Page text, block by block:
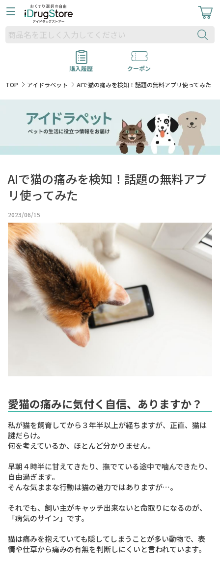
購入履歴
クーポン
TOP
アイドラペット AIで猫の痛みを検知！話題の無料アプリ使ってみた
AIで猫の痛みを検知！話題の無料アプ
リ使ってみた
2023/06/15
愛猫の痛みに気付く自信、ありますか？
私が猫を飼育してから３年半以上が経ちますが、正直、猫は
謎だらけ。
何を考えているか、ほとんど分かりません。
早朝４時半に甘えてきたり、撫でている途中で噛んできたり、
自由過ぎます。
そんな気ままな行動は猫の魅力ではありますが…。
それでも、飼い主がキャッチ出来ないと命取りになるのが、
「病気のサイン」 です。
猫は痛みを抱えていても隠してしまうことが多い動物で、表
情や仕草から痛みの有無を判断しにくいと言われています。